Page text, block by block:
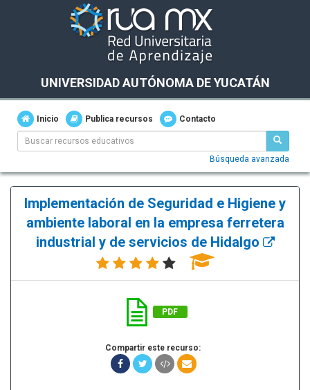
UNIVERSIDAD AUTÓNOMA DE YUCATÁN
Inicio Publica recursos Contacto
Búsqueda avanzada
Implementación de Seguridad e Higiene y
ambiente laboral en la empresa ferretera
industrial y de servicios de Hidalgo
PDF
Compartir este recurso: